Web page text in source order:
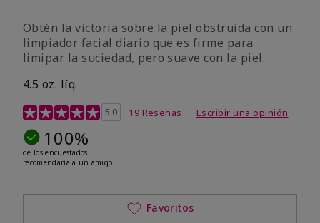
Obtén la victoria sobre la piel obstruida con un
limpiador facial diario que es firme para
limipar la suciedad, pero suave con la piel.
4.5 oz. líq.
Calificación de clientes de 5 de 5
5.0 19 Reseñas Escribir una opinión
100%
de los encuestados
recomendaría a un amigo.
Favoritos